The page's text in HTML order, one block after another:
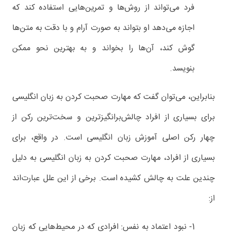
فرد می‌تواند از روش‌ها و تمرین‌هایی استفاده کند که
اجازه می‌دهد او بتواند به صورت آرام و با دقت به متن‌ها
گوش کند، آن‌ها را بخواند و به بهترین نحو ممکن
بنویسد.
بنابراین، می‌توان گفت که مهارت صحبت کردن به زبان انگلیسی
برای بسیاری از افراد چالش‌برانگیزترین و سخت‌ترین رکن از
چهار رکن اصلی آموزش زبان انگلیسی است. در واقع، برای
بسیاری از افراد، مهارت صحبت کردن به زبان انگلیسی به دلیل
چندین علت به چالش کشیده است. برخی از این علل عبارت‌اند
از:
1- نبود اعتماد به نفس: افرادی که در محیط‌هایی که زبان